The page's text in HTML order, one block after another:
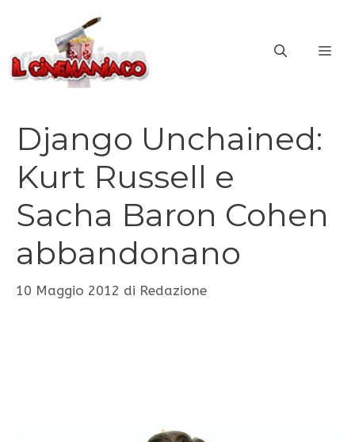
contenuto
Django Unchained:
Kurt Russell e
Sacha Baron Cohen
abbandonano
10 Maggio 2012 di Redazione